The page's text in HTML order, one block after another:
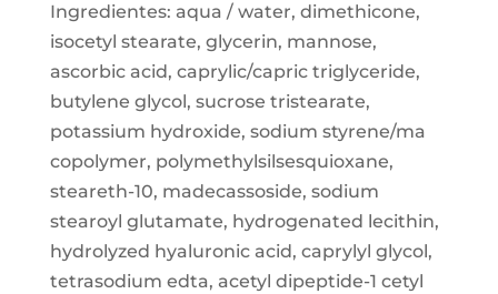
Ingredientes: aqua / water, dimethicone,
isocetyl stearate, glycerin, mannose,
ascorbic acid, caprylic/capric triglyceride,
butylene glycol, sucrose tristearate,
potassium hydroxide, sodium styrene/ma
copolymer, polymethylsilsesquioxane,
steareth-10, madecassoside, sodium
stearoyl glutamate, hydrogenated lecithin,
hydrolyzed hyaluronic acid, caprylyl glycol,
tetrasodium edta, acetyl dipeptide-1 cetyl